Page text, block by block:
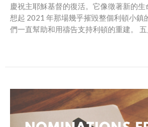
慶祝主耶穌基督的復活。它像徵著新的
想起 2021 年那場幾乎摧毀整個利頓小鎮
們一直幫助和用禱告支持利頓的重建。 五